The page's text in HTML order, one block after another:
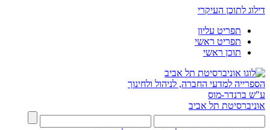
דילוג לתוכן העיקרי
תפריט עליון
תפריט ראשי
תוכן ראשי
הספרייה למדעי החברה, לניהול ולחינוך
ע"ש ברנדר-מוס
אוניברסיטת תל אביב